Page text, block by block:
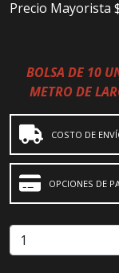
Precio Mayorista
BOLSA DE 10
METRO DE
COSTO DE
OPCIONES DE